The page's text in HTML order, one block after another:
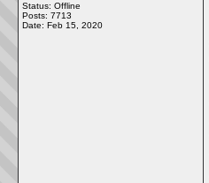
Status: Offline
Posts: 7713
Date: Feb 15, 2020